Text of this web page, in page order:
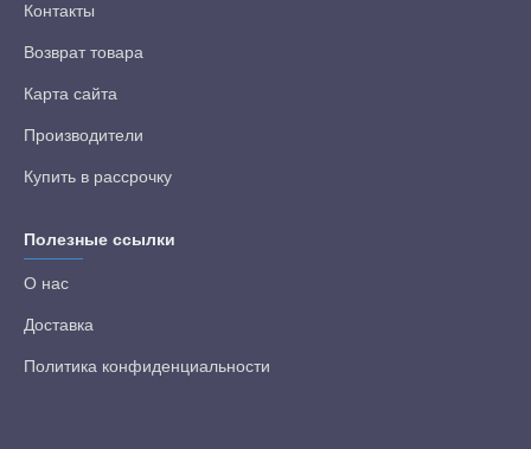
Контакты
Возврат товара
Карта сайта
Производители
Купить в рассрочку
Полезные ссылки
О нас
Доставка
Политика конфиденциальности